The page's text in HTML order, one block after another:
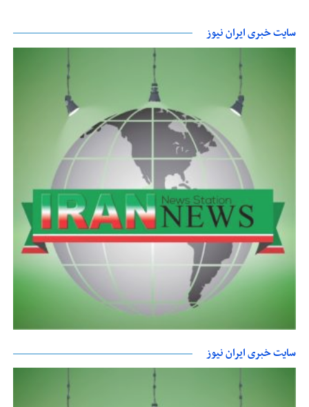
سایت خبری ایران نیوز
سایت خبری ایران نیوز